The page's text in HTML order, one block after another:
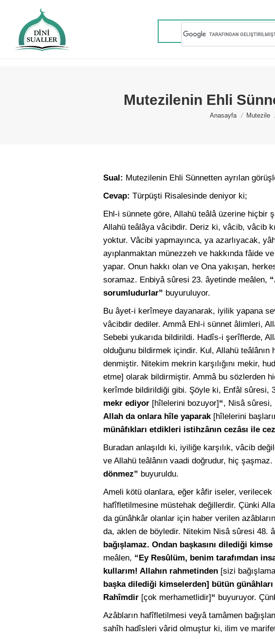
Mutezilenin Ehli
You are here:
Anasayfa Mutezile
Sual: Mutezilenin Ehli Sünnetten ayrılan
Cevap: Türpüşti Risalesinde deniyor ki;
Ehl-i sünnete göre, Allahü teâlâ üzerine hiçbir
Allahü teâlâya vâcibdir. Deriz ki, vâcib, vâcib
yoktur. Vâcibi yapmayınca, ya azarlıyacak,
ayıplanmaktan münezzeh ve hakkında fâide
yapar. Onun hakkı olan ve Ona yakışan,
soramaz. Enbiyâ sûresi 23. âyetinde meâlen,
sorumludurlar” buyuruluyor.
Bu âyet-i kerîmeye dayanarak, iyilik yapana
vâcibdir dediler. Ammâ Ehl-i sünnet âlimleri,
Sebebi yukarıda bildirildi. Hadîs-i şerîflerde,
olduğunu bildirmek içindir. Kul, Allahü teâlânın
denmiştir. Nitekim mekrin karşılığını mekir,
etme] olarak bildirmiştir. Ammâ bu sözlerden
kerîmde bildirildiği gibi. Şöyle ki, Enfâl sûresi,
mekr ediyor [hîlelerini bozuyor]“, Nisâ sûresi,
Allah da onlara hîle yaparak[hîlelerini
münâfıkları etdikleri istihzânın cezâsı ile
Buradan anlaşıldı ki, iyiliğe karşılık, vâcib
ve Allahü teâlânın vaadi doğrudur, hiç
dönmez” buyuruldu.
Ameli kötü olanlara, eğer kâfir iseler, verilecek
hafîfletilmesine müstehak değillerdir. Çünki
da günâhkâr olanlar için haber verilen
da, aklen de böyledir. Nitekim Nisâ sûresi 48.
bağışlamaz. Ondan başkasını dilediği
meâlen, “Ey Resûlüm, benim tarafımdan
kullarım! Allahın rahmetinden [sizi
başka dilediği kimselerden] bütün
Rahîmdir [çok merhametlidir]“ buyuruyor.
Azâbların hafîfletilmesi veyâ tamâmen
sahîh hadîsleri vârid olmuştur ki, ilim ve